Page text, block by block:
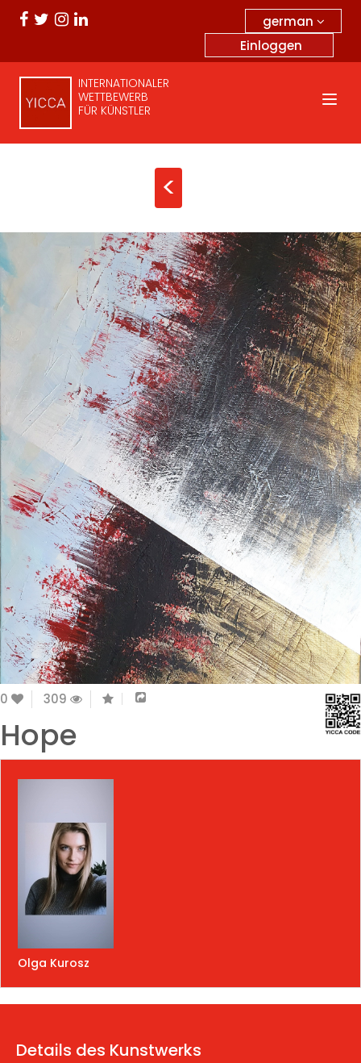
german
Einloggen
INTERNATIONALER
WETTBEWERB
FÜR KÜNSTLER
<
0 309
Hope
Olga Kurosz
Details des Kunstwerks